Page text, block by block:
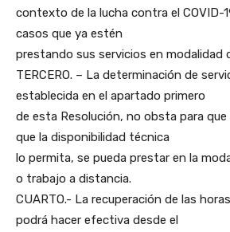
contexto de la lucha contra el COVID-
casos que ya estén
prestando sus servicios en modalidad
TERCERO. – La determinación de
establecida en el apartado primero
de esta Resolución, no obsta para que
que la disponibilidad técnica
lo permita, se pueda prestar en la
o trabajo a distancia.
CUARTO.- La recuperación de las
podrá hacer efectiva desde el